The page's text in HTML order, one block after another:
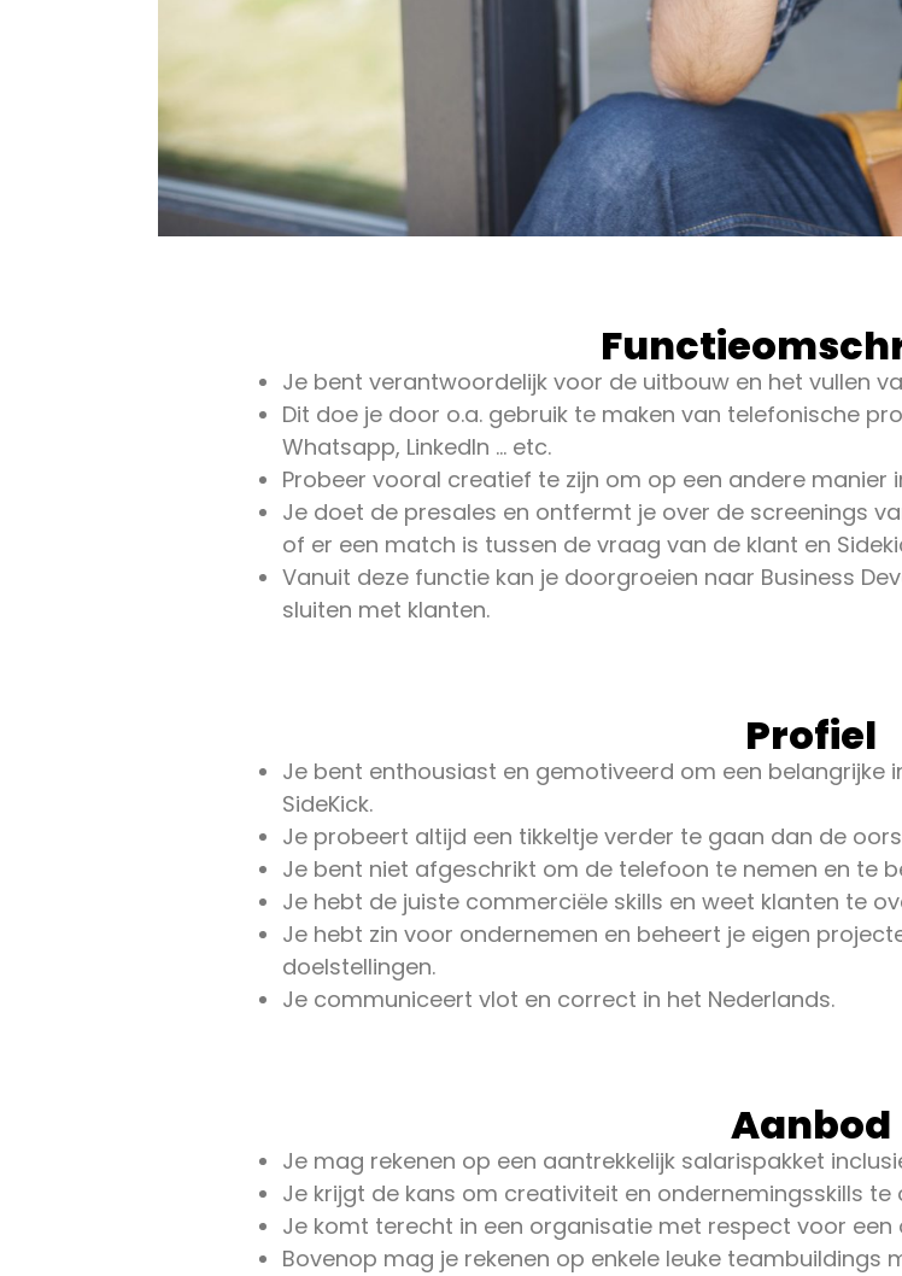
Je bent verantwoordelijk voor de uitbouw en het vullen
Dit doe je door o.a. gebruik te maken van telefonische
Whatsapp, LinkedIn … etc.
Probeer vooral creatief te zijn om op een andere manier
Je doet de presales en ontfermt je over de screenings
of er een match is tussen de vraag van de klant en
Vanuit deze functie kan je doorgroeien naar Business
sluiten met klanten.
Profiel
Je bent enthousiast en gemotiveerd om een
SideKick.
Je probeert altijd een tikkeltje verder te gaan dan de
Je bent niet afgeschrikt om de telefoon te nemen en te
Je hebt de juiste commerciële skills en weet klanten te
Je hebt zin voor ondernemen en beheert je eigen
doelstellingen.
Je communiceert vlot en correct in het Nederlands.
Aanbod
Je mag rekenen op een aantrekkelijk salarispakket
Je krijgt de kans om creativiteit en ondernemingsskills te
Je komt terecht in een organisatie met respect voor
Bovenop mag je rekenen op enkele leuke teambuildings